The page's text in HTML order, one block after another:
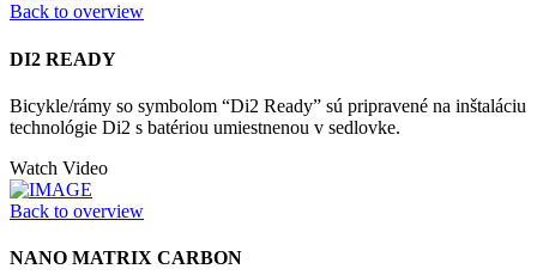
Back to overview
DI2 READY
Bicykle/rámy so symbolom “Di2 Ready” sú pripravené na inštaláciu
technológie Di2 s batériou umiestnenou v sedlovke.
Watch Video
Back to overview
NANO MATRIX CARBON